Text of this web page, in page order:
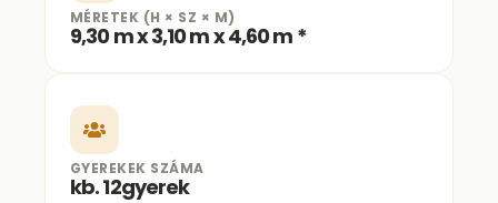
MÉRETEK (H × SZ × M)
9,30 m x 3,10 m x 4,60 m *
GYEREKEK SZÁMA
kb. 12gyerek